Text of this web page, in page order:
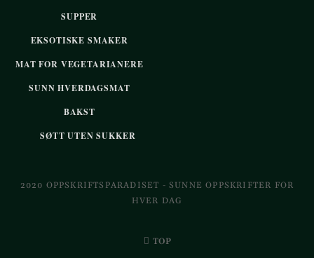
SUPPER
EKSOTISKE SMAKER
MAT FOR VEGETARIANERE
SUNN HVERDAGSMAT
BAKST
SØTT UTEN SUKKER
2020 OPPSKRIFTSPARADISET - SUNNE OPPSKRIFTER FOR
HVER DAG
TOP